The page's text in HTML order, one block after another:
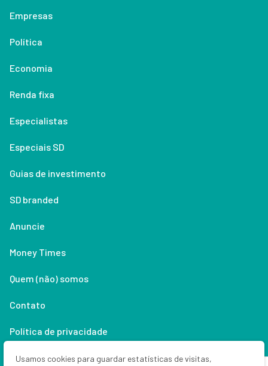
Empresas
Política
Economia
Renda fixa
Especialistas
Especiais SD
Guias de investimento
SD branded
Anuncie
Money Times
Quem (não) somos
Contato
Política de privacidade
Lifestyle
Usamos cookies para guardar estatísticas de visitas,